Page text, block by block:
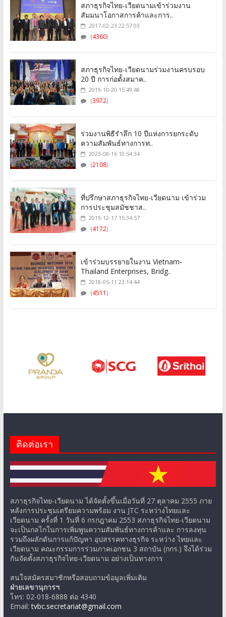
สภาธุรกิจไทย-เวียดนามเข้าร่วมงาน
สัมมนาโอกาสการค้าและการ..
2017-02-23 22:57:03
(4360)
สภาธุรกิจไทย-เวียดนามร่วมงานครบรอบ
20 ปี การก่อตั้งสมาค..
2019-10-20 15:49:48
(3972)
ร่วมงานพิธีรำลึก 10 ปีแห่งการยกระดับ
ความสัมพันธ์ทางการท..
2023-08-16 10:54:34
(2108)
ที่ปรึกษาสภาธุรกิจไทย-เวียดนาม เข้าร่วม
การประชุมสมัชชาส..
2019-12-17 15:34:57
(4172)
เข้าร่วมบรรยายในงาน Vietnam-
Thailand Enterprises, Bridg..
2018-05-11 23:14:44
(4511)
ติดต่อเรา
สภาธุรกิจไทย-เวียดนาม ได้จัดตั้งขึ้นเมื่อวันที่ 27 ตุลาคม 2555 ภาย
หลังการประชุมเตรียมความพร้อม งาน JTC ระหว่างไทยและ
เวียดนาม ครั้งที่ 1 วันที่ 6 กรกฎาคม 2553 สภาธุรกิจไทย-เวียดนาม
จะเป็นกลไกในการเพิ่มพูนความสัมพันธ์ทางการค้าและ การลงทุน
รวมถึงผลักดันการแก้ปัญหา อุปสรรคทางธุรกิจ ระหว่าง ไทยและ
เวียดนาม คณะกรรมการร่วมภาคเอกชน 3 สถาบัน (กกร.) จึงได้ร่วม
กันจัดตั้งสภาธุรกิจไทย-เวียดนาม อย่างเป็นทางการ
สนใจสมัครสมาชิกหรือสอบถามข้อมูลเพิ่มเติม
ฝ่ายเลขานุการฯ
โทร: 02-018-6888 ต่อ 4340
Email:tvbc.secretariat@gmail.com